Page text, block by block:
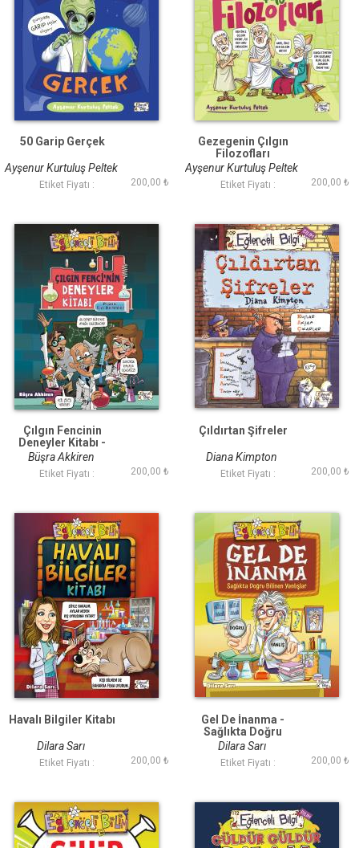
50 Garip Gerçek
Ayşenur Kurtuluş Peltek
Etiket Fiyatı : 200,00 ₺
Gezegenin Çılgın
Filozofları
Ayşenur Kurtuluş Peltek
Etiket Fiyatı : 200,00 ₺
Çılgın Fencinin
Deneyler Kitabı -
Pratik Sıvı Deneyleri
Büşra Akkiren
Etiket Fiyatı : 200,00 ₺
Çıldırtan Şifreler
Diana Kimpton
Etiket Fiyatı : 200,00 ₺
Havalı Bilgiler Kitabı
Dilara Sarı
Etiket Fiyatı : 200,00 ₺
Gel De İnanma -
Sağlıkta Doğru
Bilinen Yanlışlar
Dilara Sarı
Etiket Fiyatı : 200,00 ₺